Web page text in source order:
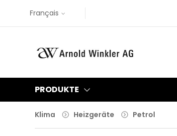
Français
PRODUKTE
Klima Heizgeräte Petrol